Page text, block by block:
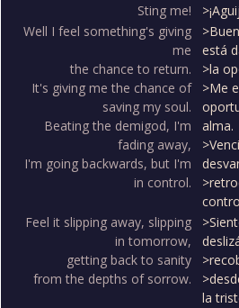
Sting me!
Well I feel something's giving
me
the chance to return.
It's giving me the chance of
saving my soul.
Beating the demigod, I'm
fading away,
I'm going backwards, but I'm
in control.
está
>la
>Me
alma.
Feel it slipping away, slipping
in tomorrow,
getting back to sanity
from the depths of sorrow.
la